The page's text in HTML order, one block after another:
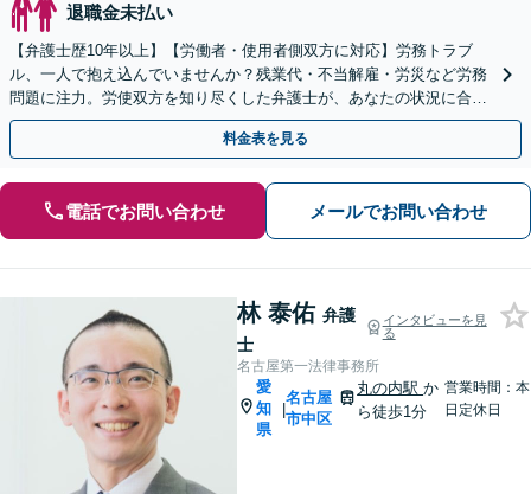
退職金未払い
【弁護士歴10年以上】【労働者・使用者側双方に対応】労務トラブ
ル、一人で抱え込んでいませんか？残業代・不当解雇・労災など労務
問題に注力。労使双方を知り尽くした弁護士が、あなたの状況に合わ
せた柔軟な解決策をご提案します。【丸の内駅2分】
料金表を見る
電話でお問い合わせ メールでお問い合わせ
林 泰佑 弁護
士
インタビューを見
る
名古屋第一法律事務所
愛
知
県
|
名古屋
市中区
丸の内駅か
ら徒歩1分
営業時間：本
日定休日